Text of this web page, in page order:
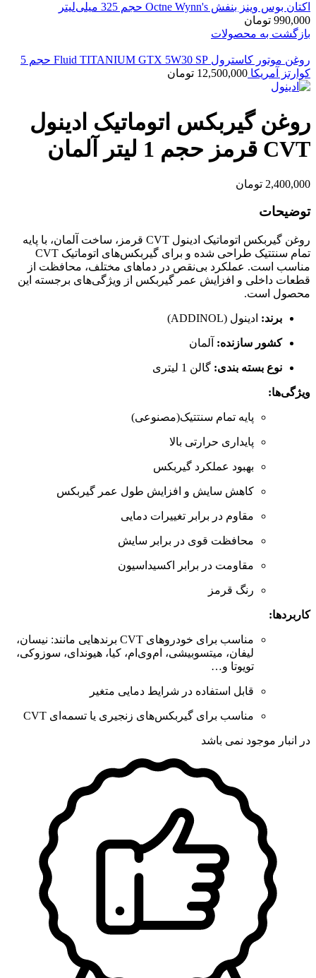
اکتان بوس وینز بنفش Octne Wynn's حجم 325 میلی‌لیتر
990,000 تومان
بازگشت به محصولات
روغن موتور کاسترول Fluid TITANIUM GTX 5W30 SP حجم 5
کوارتز آمریکا 12,500,000 تومان
روغن گیربکس اتوماتیک ادینول
CVT قرمز حجم 1 لیتر آلمان
2,400,000 تومان
توضیحات
روغن گیربکس اتوماتیک ادینول CVT قرمز، ساخت آلمان، با پایه
تمام سنتتیک طراحی شده و برای گیربکس‌های اتوماتیک CVT
مناسب است. عملکرد بی‌نقص در دماهای مختلف، محافظت از
قطعات داخلی و افزایش عمر گیربکس از ویژگی‌های برجسته این
محصول است.
برند: ادینول (ADDINOL)
کشور سازنده: آلمان
نوع بسته بندی: گالن 1 لیتری
ویژگی‌ها:
پایه تمام سنتتیک(مصنوعی)
پایداری حرارتی بالا
بهبود عملکرد گیربکس
کاهش سایش و افزایش طول عمر گیربکس
مقاوم در برابر تغییرات دمایی
محافظت قوی در برابر سایش
مقاومت در برابر اکسیداسیون
رنگ قرمز
کاربردها:
مناسب برای خودروهای CVT برندهایی مانند: نیسان،
لیفان، میتسوبیشی، ام‌وی‌ام، کیا، هیوندای، سوزوکی،
تویوتا و…
قابل استفاده در شرایط دمایی متغیر
مناسب برای گیربکس‌های زنجیری یا تسمه‌ای CVT
در انبار موجود نمی باشد